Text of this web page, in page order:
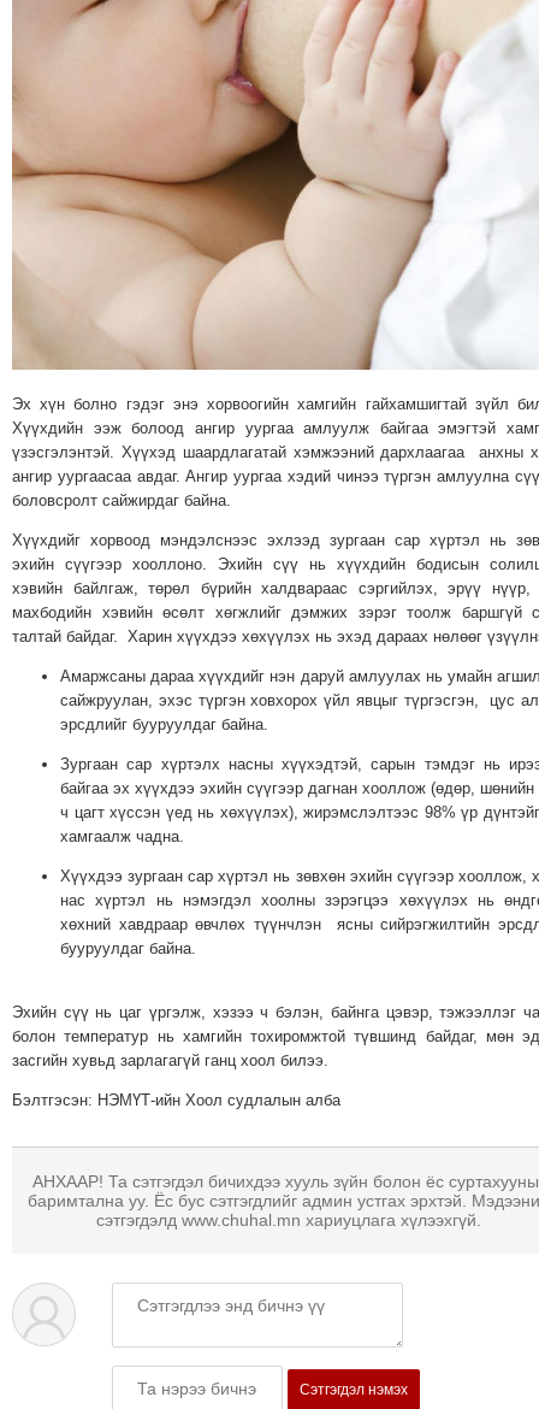
МЭДЭХҮЙ
ЭРГЭН
ТОЙРОНД
ХАВРЫН
ЭРГЭН
ИЙН
ЭРГЭН
ТОЙРОНД
"ЖИ
ТАЙМ"ЫН
ТОЙРОНД
ГРАНАТ
ДЭЛБЭРСЭН
ОСЛЫН
ЭРГЭН
ТОЙРОНД
ТӨВСИЙН
ТОДОТГОЛЫН
СОНГУУЛИЙН
ТОЙРОНД
ДҮГЭЭР
СУРГУУЛИЙН
ЭРГЭН
ТОЙРОНД
ЭРГЭН
СОНГУУЛЬ-2017
Эх хүн болно гэдэг энэ хорвоогийн хамгийн гайхамшигтай зүйл
Хүүхдийн ээж болоод ангир уургаа амлуулж байгаа эмэгтэй
үзэсгэлэнтэй. Хүүхэд шаардлагатай хэмжээний дархлаагаа анхны
ангир уургаасаа авдаг. Ангир уургаа хэдий чинээ түргэн амлуулна
боловсролт сайжирдаг байна.
Хүүхдийг хорвоод мэндэлснээс эхлээд зургаан сар хүртэл нь
эхийн сүүгээр хооллоно. Эхийн сүү нь хүүхдийн бодисын
хэвийн байлгаж, төрөл бүрийн халдвараас сэргийлэх, эрүү нүүр,
махбодийн хэвийн өсөлт хөгжлийг дэмжих зэрэг тоолж баршгүй
талтай байдаг. Харин хүүхдээ хөхүүлэх нь эхэд дараах нөлөөг
Амаржсаны дараа хүүхдийг нэн даруй амлуулах нь умайн
сайжруулан, эхэс түргэн ховхорох үйл явцыг түргэсгэн, цус
эрсдлийг бууруулдаг байна.
Зургаан сар хүртэлх насны хүүхэдтэй, сарын тэмдэг нь
байгаа эх хүүхдээ эхийн сүүгээр дагнан хооллож (өдөр, шөнийн
ч цагт хүссэн үед нь хөхүүлэх), жирэмслэлтээс 98% үр
хамгаалж чадна.
Хүүхдээ зургаан сар хүртэл нь зөвхөн эхийн сүүгээр хооллож,
нас хүртэл нь нэмэгдэл хоолны зэрэгцээ хөхүүлэх нь
хөхний хавдраар өвчлөх түүнчлэн ясны сийрэгжилтийн
бууруулдаг байна.
Эхийн сүү нь цаг үргэлж, хэзээ ч бэлэн, байнга цэвэр, тэжээллэг
болон температур нь хамгийн тохиромжтой түвшинд байдаг, мөн
засгийн хувьд зарлагагүй ганц хоол билээ.
Бэлтгэсэн: НЭМҮТ-ийн Хоол судлалын алба
АНХААР! Та сэтгэгдэл бичихдээ хууль зүйн болон ёс
баримтална уу. Ёс бус сэтгэгдлийг админ устгах эрхтэй.
сэтгэгдэлд www.chuhal.mn хариуцлага хүлээхгүй.
Сэтгэгдэл нэмэх